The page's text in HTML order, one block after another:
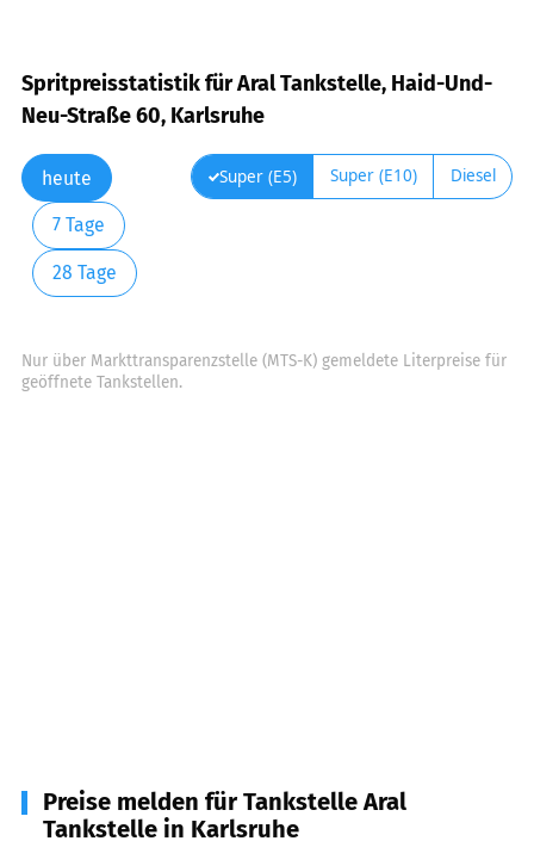
Spritpreisstatistik für Aral Tankstelle, Haid-Und-
Neu-Straße 60, Karlsruhe
heute
7 Tage
28 Tage
Super (E5) Super (E10) Diesel
Nur über Markttransparenzstelle (MTS-K) gemeldete Literpreise für
geöffnete Tankstellen.
Preise melden für Tankstelle Aral
Tankstelle in Karlsruhe